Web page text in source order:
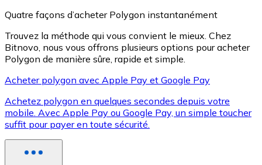
XRP
XRP
Quatre façons d’acheter Polygon instantanément
Trouvez la méthode qui vous convient le mieux. Chez
Bitnovo, nous vous offrons plusieurs options pour acheter
Polygon de manière sûre, rapide et simple.
Acheter polygon avec Apple Pay et Google Pay
Achetez polygon en quelques secondes depuis votre
mobile. Avec Apple Pay ou Google Pay, un simple toucher
suffit pour payer en toute sécurité.